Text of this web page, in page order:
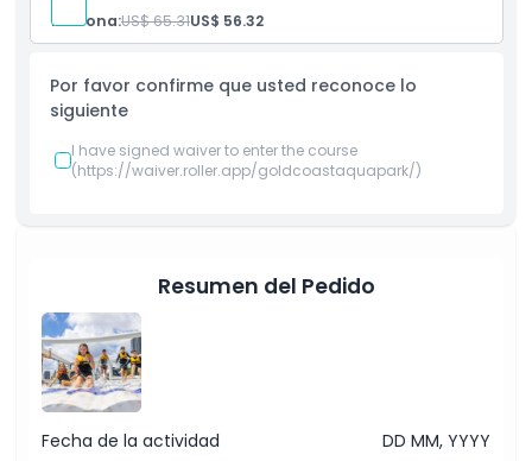
Horario de Apertura
Cosas a Saber
Ubicación
Política de Cancelación
Entrada a: GC Aqua Park
Pase de todo el día para la entrada general al Aqua
Park
Persona:US$ 65.31US$ 56.32
Por favor confirme que usted reconoce lo
siguiente
I have signed waiver to enter the course
(https://waiver.roller.app/goldcoastaquapark/)
Resumen del Pedido
Fecha de la actividad
DD MM, YYYY